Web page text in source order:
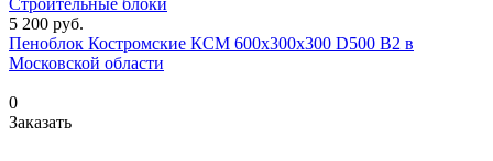
5 200 руб.
Пеноблок Костромские КСМ 600х300х300 D500 B2 в
Московской области
0
Заказать